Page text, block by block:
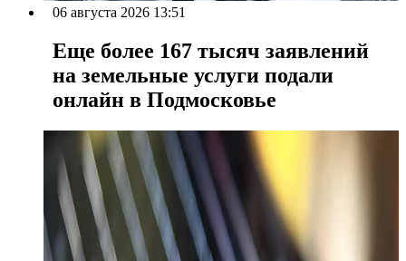
06 августа 2026 13:51
Еще более 167 тысяч заявлений
на земельные услуги подали
онлайн в Подмосковье